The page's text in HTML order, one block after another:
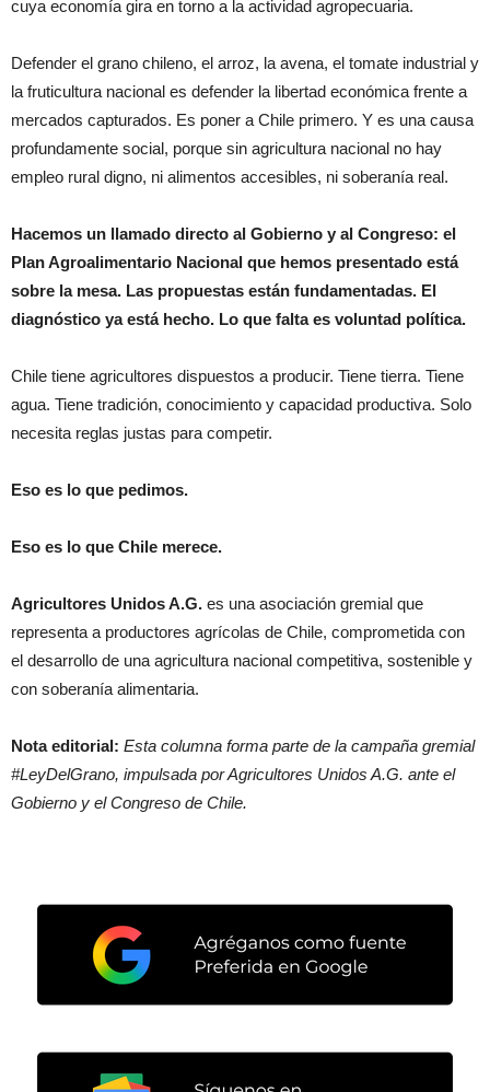
cuya economía gira en torno a la actividad agropecuaria.
Defender el grano chileno, el arroz, la avena, el tomate industrial y
la fruticultura nacional es defender la libertad económica frente a
mercados capturados. Es poner a Chile primero. Y es una causa
profundamente social, porque sin agricultura nacional no hay
empleo rural digno, ni alimentos accesibles, ni soberanía real.
Hacemos un llamado directo al Gobierno y al Congreso: el
Plan Agroalimentario Nacional que hemos presentado está
sobre la mesa. Las propuestas están fundamentadas. El
diagnóstico ya está hecho. Lo que falta es voluntad política.
Chile tiene agricultores dispuestos a producir. Tiene tierra. Tiene
agua. Tiene tradición, conocimiento y capacidad productiva. Solo
necesita reglas justas para competir.
Eso es lo que pedimos.
Eso es lo que Chile merece.
Agricultores Unidos A.G. es una asociación gremial que
representa a productores agrícolas de Chile, comprometida con
el desarrollo de una agricultura nacional competitiva, sostenible y
con soberanía alimentaria.
Nota editorial: Esta columna forma parte de la campaña gremial
#LeyDelGrano, impulsada por Agricultores Unidos A.G. ante el
Gobierno y el Congreso de Chile.